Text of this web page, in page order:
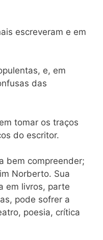
escreveram e em
e, em
das
tomar os traços
do escritor.
bem compreender;
Norberto. Sua
em livros, parte
pode sofrer a
poesia, crítica